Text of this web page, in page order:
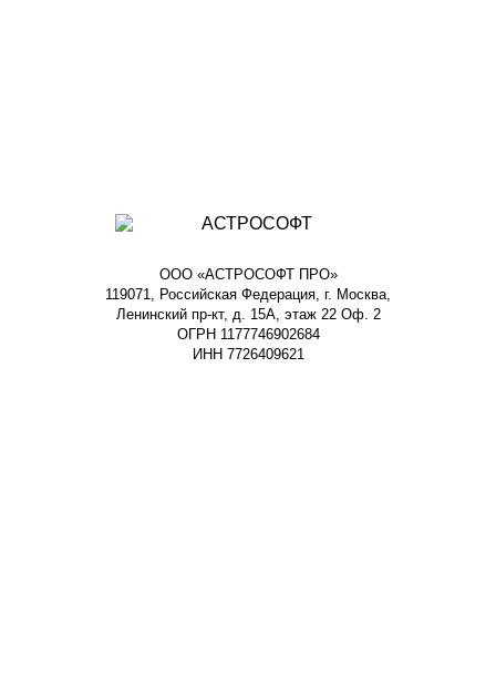
ООО «АСТРОСОФТ ПРО»
119071, Российская Федерация, г. Москва,
Ленинский пр-кт, д. 15А, этаж 22 Оф. 2
ОГРН 1177746902684
ИНН 7726409621